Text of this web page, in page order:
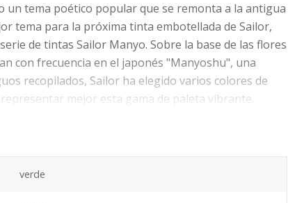
un tema poético popular que se remonta a la antigua
tema para la próxima tinta embotellada de Sailor,
de tintas Sailor Manyo. Sobre la base de las flores
con frecuencia en el japonés "Manyoshu", una
recopilados, Sailor ha elegido varios colores de
mejor esta gama de paleta vibrante.
se presenta en una elegante botella cuadrada
los instrumentos de escritura más elegantes y
verde